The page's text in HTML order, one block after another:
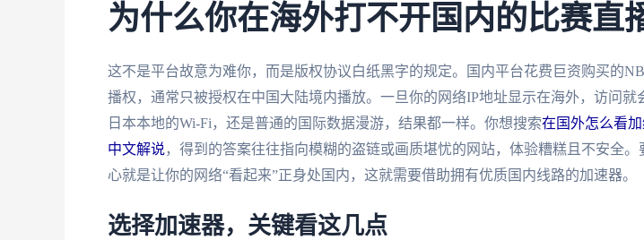
为什么你在海外打不开国内的比赛直
这不是平台故意为难你，而是版权协议白纸黑字的规定。国内平台花费巨资购买的
播权，通常只被授权在中国大陆境内播放。一旦你的网络IP地址显示在海外，访问就
日本本地的Wi-Fi，还是普通的国际数据漫游，结果都一样。你想搜索在国外怎么看
中文解说，得到的答案往往指向模糊的盗链或画质堪忧的网站，体验糟糕且不安全
心就是让你的网络“看起来”正身处国内，这就需要借助拥有优质国内线路的加速器。
选择加速器，关键看这几点